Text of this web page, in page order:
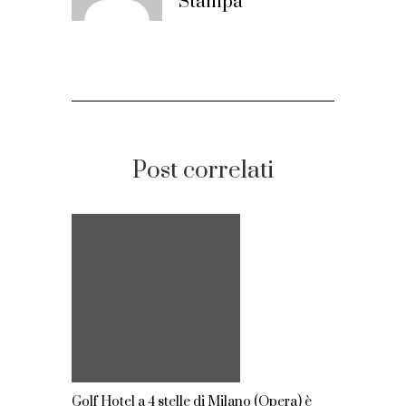
Post correlati
Golf Hotel a 4 stelle di Milano (Opera) è